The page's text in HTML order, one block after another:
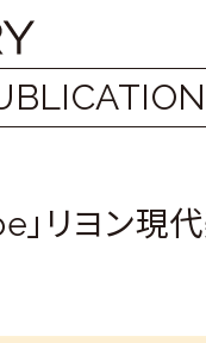
」リヨン現